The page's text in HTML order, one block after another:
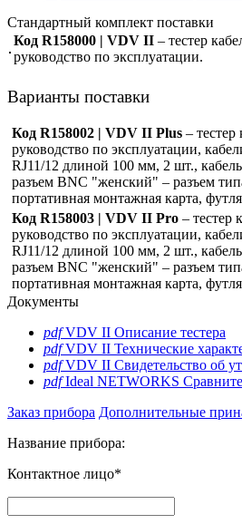
Стандартный комплект поставки
Код R158000 | VDV II – тестер
руководство по эксплуатации.
Варианты поставки
Код R158002 | VDV II Plus –
руководство по эксплуатации,
RJ11/12 длиной 100 мм, 2 шт.,
разъем BNC "женский" – разъем
портативная монтажная карта,
Код R158003 | VDV II Pro – тестер
руководство по эксплуатации,
RJ11/12 длиной 100 мм, 2 шт.,
разъем BNC "женский" – разъем
портативная монтажная карта,
Документы
pdf VDV II Описание тестера
pdf VDV II Технические
pdf VDV II Свидетельство об
pdf Ideal NETWORKS
Заказ прибора Дополнительные
Название прибора:
Контактное лицо*